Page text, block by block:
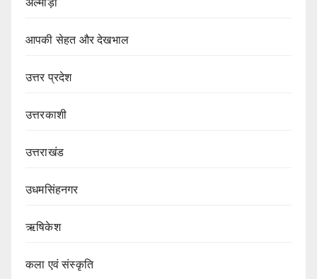
आपकी सेहत और देखभाल
उत्तर प्रदेश
उत्तरकाशी
उत्तराखंड
उधमसिंहनगर
ऋषिकेश
कला एवं संस्कृति